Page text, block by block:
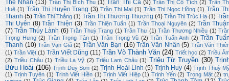
Thế Nhân (13) Trần Thị Bích Thu (1) Trần Thi Ca (9) Trần Thị Cổ Tích (2) Trần
Huệ (1) Trần Thị Huyền Trang (3) Trần Thị Mai (1) Trần Thị Ngọc Hồng (1) Trần
Thanh (5) Trần Thị Thắng (1) Trần Thị Thương Thương (4) Trần Thị Trúc Hạ (1)
Thị Uyên (8) Trần Thiện (3) Trần Thiện Tuấn (1) Trần Thoại Nguyên (2) Trần
(7) Trần Thúy Lành (6) Trần Thuỳ Trang (1) Trần Thư (1) Trần Thương Nhiều (1)
Trọng Hưng (2) Trần Trọng Tân (1) Trần Trọng Vũ (2) Trần Tuấn Anh (2) Trần
Thanh (10) Trần Vạn Giã (2) Trần Văn Bạn (16) Trần Văn Nhân (5) Trần Văn
(1) Trần Việt (1) Trần Viết Dũng (11) Trần Võ Thành Văn (24) Triết học (2) Triều
(2) Triều Châu (1) Triều La Vỹ (2) Triệu Lam Châu (1) Triệu Từ Truyền (30)
Bửu Hoài (106) Trịnh Duy Sơn (2) Trịnh Hoài Linh (5) Trịnh Huy (4) Trịnh Thuỳ
(1) Trịnh Tuyên (1) Trịnh Viết Hiền (1) Trịnh Viết Hiệp (1) Trịnh Yến (2) Trọng Mật (2)